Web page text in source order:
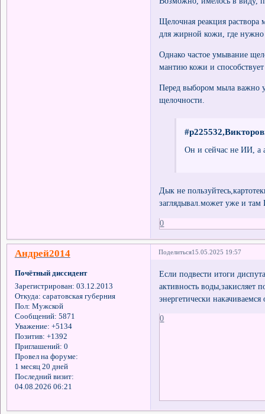
Щелочная реакция
для жирной кожи, где
Однако частое умывание
мантию кожи и
Перед выбором мыла важно
щелочности.
Он и сейчас не ИИ, а
Дык не
заглядывал.может уже и
0
Поделиться15.05.2025 19:57
Андрей2014
Почётный диссидент
Зарегистрирован: 03.12.2013
Откуда: саратовская губерния
Пол: Мужской
Сообщений: 5871
Уважение: +5134
Позитив: +1392
Приглашений: 0
Провел на форуме:
1 месяц 20 дней
Последний визит:
04.08.2026 06:21
Если подвести итоги
активность воды,закисляет
энергетически
0